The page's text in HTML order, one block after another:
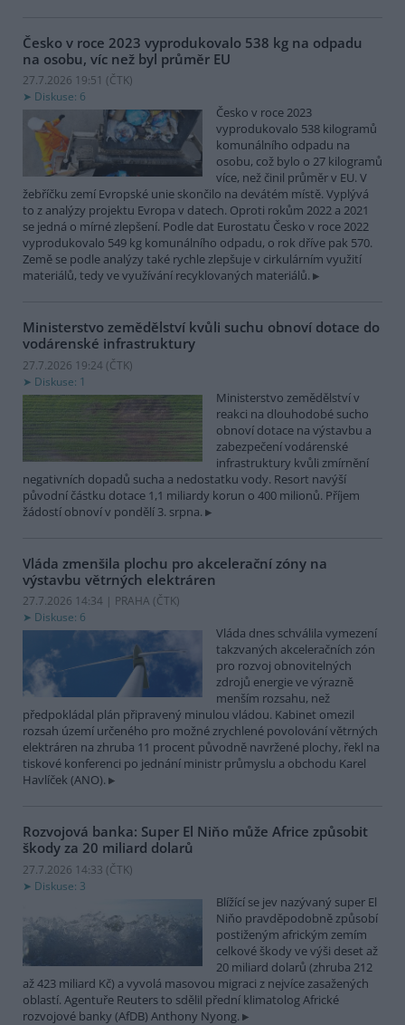
Česko v roce 2023 vyprodukovalo 538 kg na odpadu
na osobu, víc než byl průměr EU
27.7.2026 19:51 (ČTK)
Diskuse: 6
Česko v roce 2023
vyprodukovalo 538 kilogramů
komunálního odpadu na
osobu, což bylo o 27 kilogramů
více, než činil průměr v EU. V
žebříčku zemí Evropské unie skončilo na devátém místě. Vyplývá
to z analýzy projektu Evropa v datech. Oproti rokům 2022 a 2021
se jedná o mírné zlepšení. Podle dat Eurostatu Česko v roce 2022
vyprodukovalo 549 kg komunálního odpadu, o rok dříve pak 570.
Země se podle analýzy také rychle zlepšuje v cirkulárním využití
materiálů, tedy ve využívání recyklovaných materiálů.
Ministerstvo zemědělství kvůli suchu obnoví dotace do
vodárenské infrastruktury
27.7.2026 19:24 (ČTK)
Diskuse: 1
Ministerstvo zemědělství v
reakci na dlouhodobé sucho
obnoví dotace na výstavbu a
zabezpečení vodárenské
infrastruktury kvůli zmírnění
negativních dopadů sucha a nedostatku vody. Resort navýší
původní částku dotace 1,1 miliardy korun o 400 milionů. Příjem
žádostí obnoví v pondělí 3. srpna.
Vláda zmenšila plochu pro akcelerační zóny na
výstavbu větrných elektráren
27.7.2026 14:34 | PRAHA (ČTK)
Diskuse: 6
Vláda dnes schválila vymezení
takzvaných akceleračních zón
pro rozvoj obnovitelných
zdrojů energie ve výrazně
menším rozsahu, než
předpokládal plán připravený minulou vládou. Kabinet omezil
rozsah území určeného pro možné zrychlené povolování větrných
elektráren na zhruba 11 procent původně navržené plochy, řekl na
tiskové konferenci po jednání ministr průmyslu a obchodu Karel
Havlíček (ANO).
Rozvojová banka: Super El Niňo může Africe způsobit
škody za 20 miliard dolarů
27.7.2026 14:33 (ČTK)
Diskuse: 3
Blížící se jev nazývaný super El
Niňo pravděpodobně způsobí
postiženým africkým zemím
celkové škody ve výši deset až
20 miliard dolarů (zhruba 212
až 423 miliard Kč) a vyvolá masovou migraci z nejvíce zasažených
oblastí. Agentuře Reuters to sdělil přední klimatolog Africké
rozvojové banky (AfDB) Anthony Nyong.